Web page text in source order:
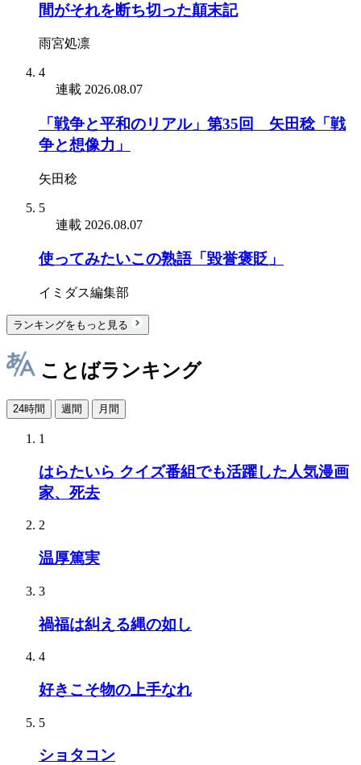
間がそれを断ち切った顛末記
雨宮処凛
4
連載 2026.08.07
「戦争と平和のリアル」第35回 矢田稔「戦
争と想像力」
矢田稔
5
連載 2026.08.07
使ってみたいこの熟語「毀誉褒貶」
イミダス編集部
ランキングをもっと見る
ことばランキング
24時間 週間 月間
1
はらたいら クイズ番組でも活躍した人気漫画
家、死去
2
温厚篤実
3
禍福は糾える縄の如し
4
好きこそ物の上手なれ
5
ショタコン